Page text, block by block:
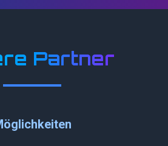
Partner